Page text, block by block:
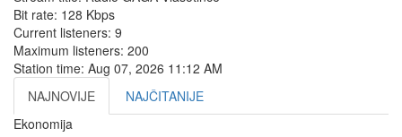
Bit rate: 128 Kbps
Current listeners: 9
Maximum listeners: 200
Station time: Aug 07, 2026 11:12 AM
NAJNOVIJE
NAJČITANIJE
Ekonomija